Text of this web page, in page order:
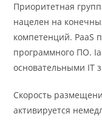
Приоритетная
нацелен на
компетенций. PaaS
программного ПО.
основательными IT
Скорость
активируется